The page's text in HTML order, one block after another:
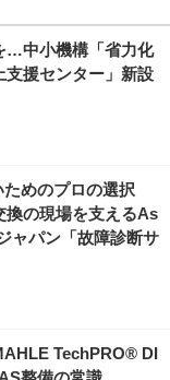
…中小機構「省力化
支援センター」新設
めのプロの選択
の現場を支えるAs
ャパン「故障診断サ
TechPRO® DI